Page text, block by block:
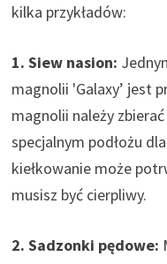
kilka przykładów:
1. Siew nasion:
magnolii 'Galaxy’ jest
magnolii należy
specjalnym podłożu
kiełkowanie może
musisz być cierpliwy.
2. Sadzonki pędowe: